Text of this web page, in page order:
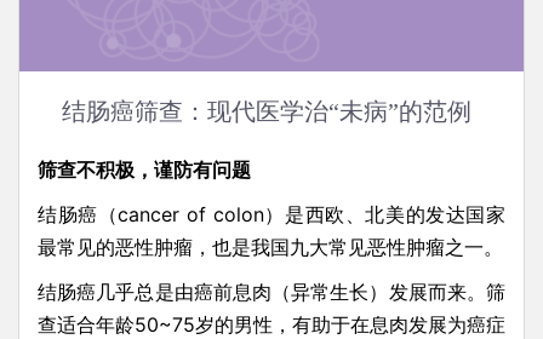
结肠癌筛查：现代医学治“未病”的范例
筛查不积极，谨防有问题
结肠癌（cancer of colon）是西欧、北美的发达国家
最常见的恶性肿瘤，也是我国九大常见恶性肿瘤之一。
结肠癌几乎总是由癌前息肉（异常生长）发展而来。筛
查适合年龄50~75岁的男性，有助于在息肉发展为癌症